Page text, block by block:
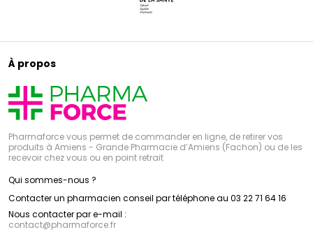
À propos
Pharmaforce vous permet de commander en ligne, de retirer vos
produits à Amiens - Grande Pharmacie d’Amiens (Fachon) ou de les
recevoir chez vous ou en point retrait
Qui sommes-nous ?
Contacter un pharmacien conseil par téléphone au 03 22 71 64 16
Nous contacter par e-mail :
contact@pharmaforce.fr